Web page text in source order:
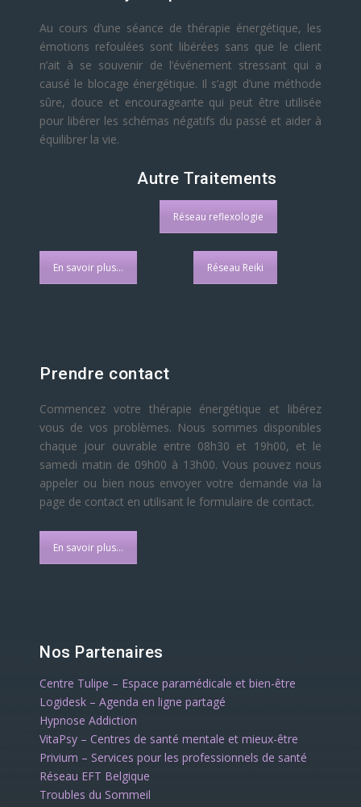
Au cours d’une séance de thérapie énergétique, les
émotions refoulées sont libérées sans que le client
n’ait à se souvenir de l’événement stressant qui a
causé le blocage énergétique. Il s’agit d’une méthode
sûre, douce et encourageante qui peut être utilisée
pour libérer les schémas négatifs du passé et aider à
équilibrer la vie.
En savoir plus...
Autre Traitements
Réseau reflexologie
Réseau Reiki
Prendre contact
Commencez votre thérapie énergétique et libérez
vous de vos problèmes. Nous sommes disponibles
chaque jour ouvrable entre 08h30 et 19h00, et le
samedi matin de 09h00 à 13h00. Vous pouvez nous
appeler ou bien nous envoyer votre demande via la
page de contact en utilisant le formulaire de contact.
En savoir plus...
Nos Partenaires
Centre Tulipe – Espace paramédicale et bien-être
Logidesk – Agenda en ligne partagé
Hypnose Addiction
VitaPsy – Centres de santé mentale et mieux-être
Privium – Services pour les professionnels de santé
Réseau EFT Belgique
Troubles du Sommeil